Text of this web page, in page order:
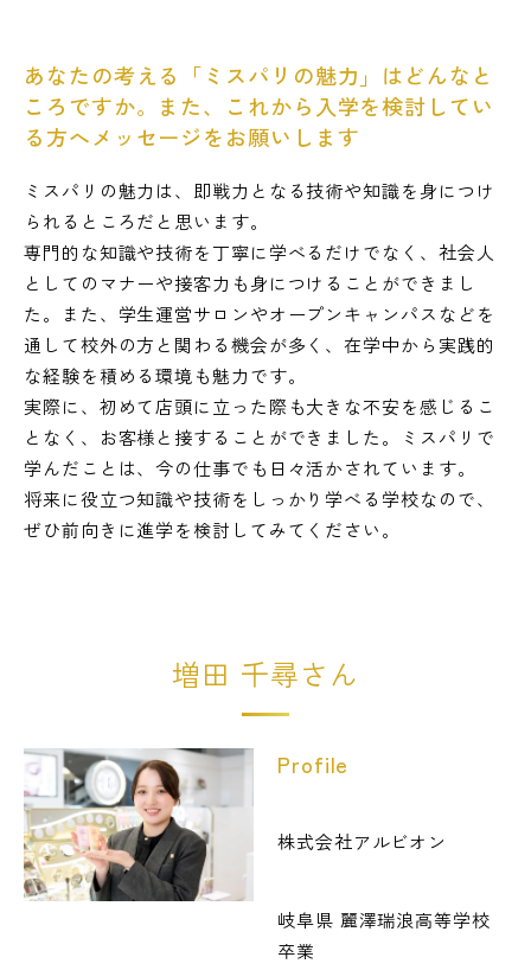
あなたの考える「ミスパリの魅力」はどんなと
ころですか。また、これから入学を検討してい
る方へメッセージをお願いします
ミスパリの魅力は、即戦力となる技術や知識を身につけ
られるところだと思います。
専門的な知識や技術を丁寧に学べるだけでなく、社会人
としてのマナーや接客力も身につけることができまし
た。また、学生運営サロンやオープンキャンパスなどを
通して校外の方と関わる機会が多く、在学中から実践的
な経験を積める環境も魅力です。
実際に、初めて店頭に立った際も大きな不安を感じるこ
となく、お客様と接することができました。ミスパリで
学んだことは、今の仕事でも日々活かされています。
将来に役立つ知識や技術をしっかり学べる学校なので、
ぜひ前向きに進学を検討してみてください。
増田 千尋さん
Profile
株式会社アルビオン
岐阜県 麗澤瑞浪高等学校
卒業